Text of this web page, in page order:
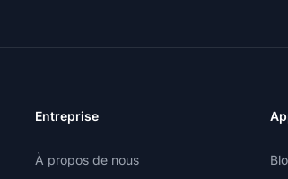
Entreprise
À propos de nous